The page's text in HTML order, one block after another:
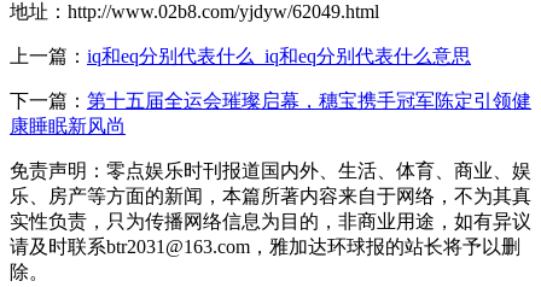
地址：http://www.02b8.com/yjdyw/62049.html
上一篇： iq和eq分别代表什么_iq和eq分别代表什么意思
下一篇： 第十五届全运会璀璨启幕，穗宝携手冠军陈定引领健
康睡眠新风尚
免责声明：零点娱乐时刊报道国内外、生活、体育、商业、娱
乐、房产等方面的新闻，本篇所著内容来自于网络，不为其真
实性负责，只为传播网络信息为目的，非商业用途，如有异议
请及时联系btr2031@163.com，雅加达环球报的站长将予以删
除。